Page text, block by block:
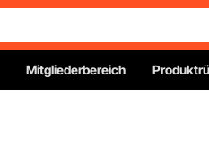
Mitgliederbereich